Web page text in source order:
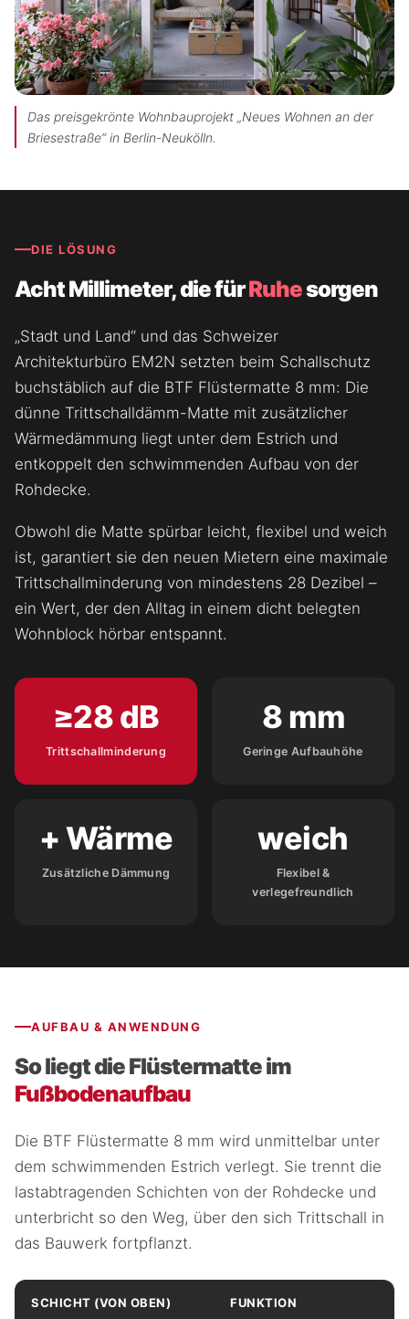
Das preisgekrönte Wohnbauprojekt „Neues Wohnen an der
Briesestraße“ in Berlin-Neukölln.
DIE LÖSUNG
Acht Millimeter, die fürRuhesorgen
„Stadt und Land“ und das Schweizer
Architekturbüro EM2N setzten beim Schallschutz
buchstäblich auf die BTF Flüstermatte 8 mm: Die
dünne Trittschalldämm-Matte mit zusätzlicher
Wärmedämmung liegt unter dem Estrich und
entkoppelt den schwimmenden Aufbau von der
Rohdecke.
Obwohl die Matte spürbar leicht, flexibel und weich
ist, garantiert sie den neuen Mietern eine maximale
Trittschallminderung von mindestens 28 Dezibel –
ein Wert, der den Alltag in einem dicht belegten
Wohnblock hörbar entspannt.
≥28 dB
Trittschallminderung
8 mm
Geringe Aufbauhöhe
+ Wärme
Zusätzliche Dämmung
weich
Flexibel &
verlegefreundlich
AUFBAU & ANWENDUNG
So liegt die Flüstermatte im
Fußbodenaufbau
Die BTF Flüstermatte 8 mm wird unmittelbar unter
dem schwimmenden Estrich verlegt. Sie trennt die
lastabtragenden Schichten von der Rohdecke und
unterbricht so den Weg, über den sich Trittschall in
das Bauwerk fortpflanzt.
SCHICHT (VON OBEN) FUNKTION